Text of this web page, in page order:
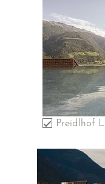
Preidlhof